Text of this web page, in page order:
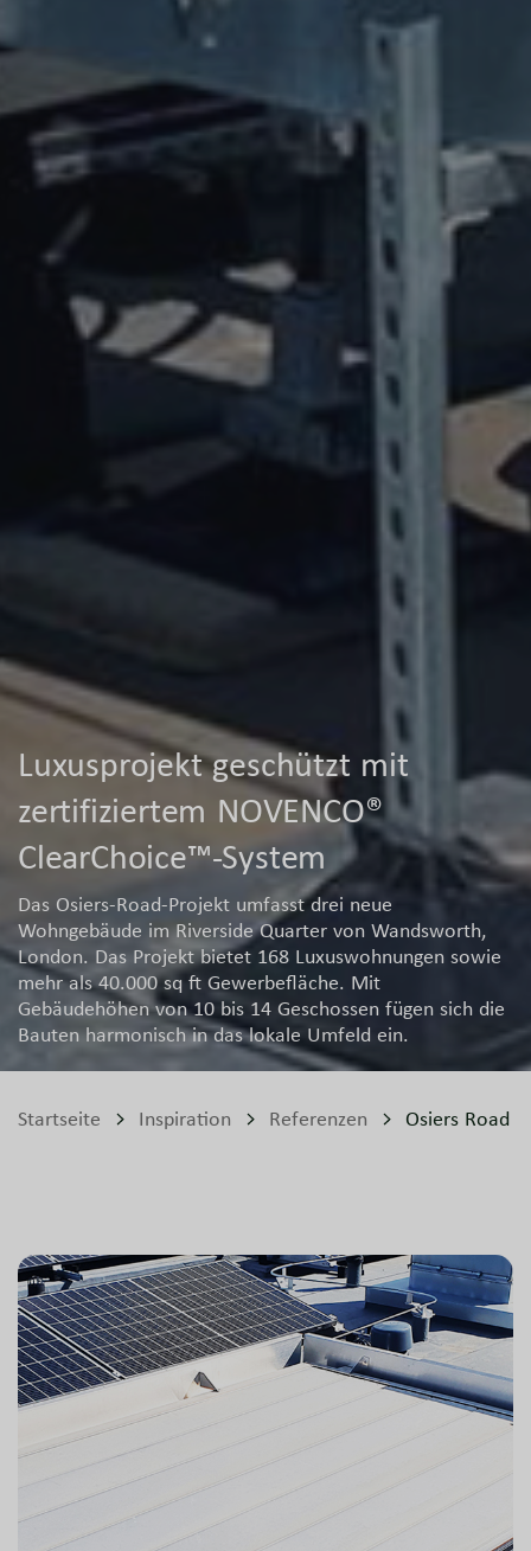
Luxusprojekt geschützt mit
zertifiziertem NOVENCO®
ClearChoice™-System
Das Osiers-Road-Projekt umfasst drei neue
Wohngebäude im Riverside Quarter von Wandsworth,
London. Das Projekt bietet 168 Luxuswohnungen sowie
mehr als 40.000 sq ft Gewerbefläche. Mit
Gebäudehöhen von 10 bis 14 Geschossen fügen sich die
Bauten harmonisch in das lokale Umfeld ein.
Startseite Inspiration Referenzen Osiers Road